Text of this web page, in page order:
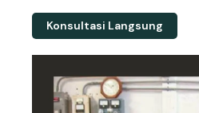
Konsultasi Langsung